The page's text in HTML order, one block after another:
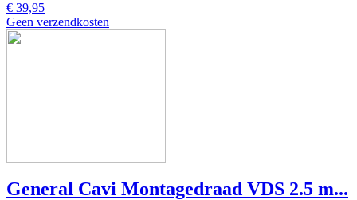
€ 39,95
Geen verzendkosten
General Cavi Montagedraad VDS 2.5 m...